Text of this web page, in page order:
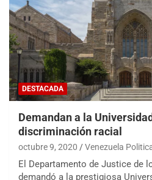
DESTACADA
Demandan a la
discriminación racial
octubre 9, 2020 Venezuela
El Departamento de Justice de
demandó a la prestigiosa